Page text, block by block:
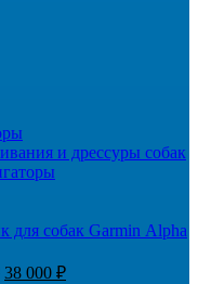
и дрессуры собак
для собак Garmin Alpha
Первоначальная
38 000 ₽Текущая